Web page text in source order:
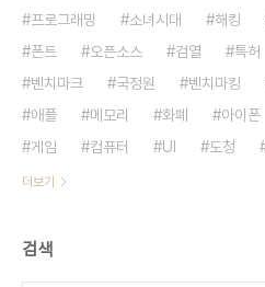
프로그래밍 소녀시대 해킹
폰트
오픈소스 검열 특허
벤치마크
국정원 벤치마킹
애플
메모리 화폐 아이폰
게임
컴퓨터 UI 도청
더보기
검색